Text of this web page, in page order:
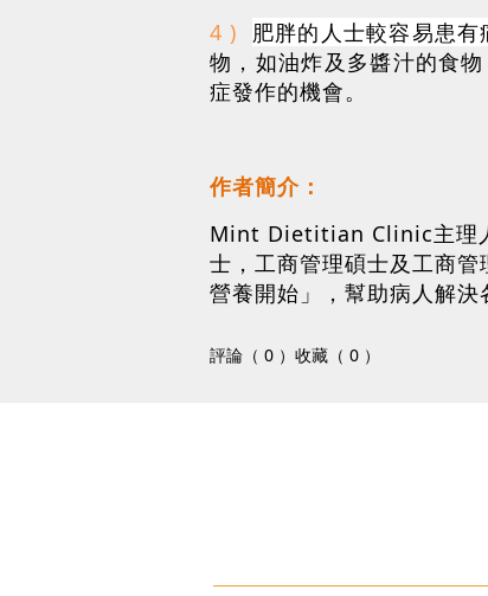
4 ) 肥胖的人士較容易患有
物，如油炸及多醬汁的食
症發作的機會。
作者簡介：
Mint Dietitian Clinic主理人
士，工商管理碩士及工商
營養開始」，幫助病人解
評論（ 0 ） 收藏（ 0 ）